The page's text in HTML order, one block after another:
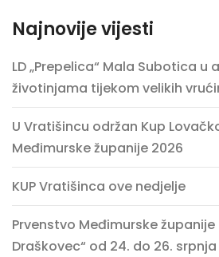
Najnovije vijesti
LD „Prepelica“ Mala Subotica
životinjama tijekom velikih
U Vratišincu održan Kup
Međimurske županije 2026
KUP Vratišinca ove nedjelje
Prvenstvo Međimurske županije
Draškovec“ od 24. do 26. srpnja